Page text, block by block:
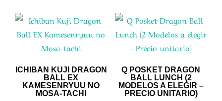
ICHIBAN KUJI DRAGON
BALL EX
KAMESENRYUU NO
MOSA-TACHI
Q POSKET DRAGON
BALL LUNCH (2
MODELOS A ELEGIR –
PRECIO UNITARIO)